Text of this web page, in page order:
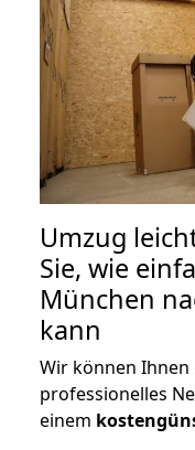
Umzug
Sie, wie
München
kann
Wir können
professionelles
einem